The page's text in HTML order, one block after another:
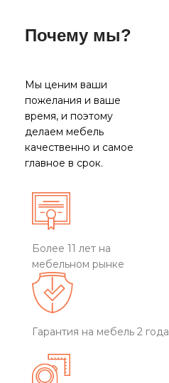
Почему мы?
Мы ценим ваши
пожелания и ваше
время, и поэтому
делаем мебель
качественно и самое
главное в срок.
Более 11 лет на
мебельном рынке
Гарантия на мебель 2 года